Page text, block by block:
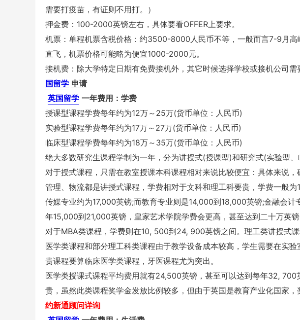
需要打疫苗，有证则不用打。）
押金费：100-2000英镑左右，具体要看OFFER上要求。
机票：单程机票含税价格：约3500-8000人民币不等，一般而言7-9月
直飞，机票价格可能略为便宜1000-2000元。
接机费：除大学特定日期有免费接机外，其它时候选择学校或接机公司需
国留学 申请
英国留学 一年费用：学费
授课型课程学费每年约为12万～25万(货币单位：人民币)
实验型课程学费每年约为17万～27万(货币单位：人民币)
临床型课程学费每年约为18万～35万(货币单位：人民币)
绝大多数研究生课程学制为一年，分为讲授式(授课型)和研究式(实验型、
对于授式课程，只需在教室授课本科课程相对来说比较便宜：具体来说
管理、物流都是讲授式课程，学费相对于文科和理工科要贵，学费一般为
传媒专业约为17,000英镑;而教育专业则是14,000到18,000英镑;金融会
年15,000到21,000英镑，皇家艺术学院学费会更高，甚至达到二十万英镑
对于MBA类课程，学费则在10, 500到24, 900英镑之间。理工类讲授式
医学类课程和部分理工科类课程由于教学设备成本较高，学生需要在实
贵课程要算临床医学类课程，牙医课程尤为突出。
医学类授课式课程平均费用就有24,500英镑，甚至可以达到每年32,
贵，虽然此类课程奖学金发放比例较多，但由于英国是教育产业化国家，
约新通顾问详询